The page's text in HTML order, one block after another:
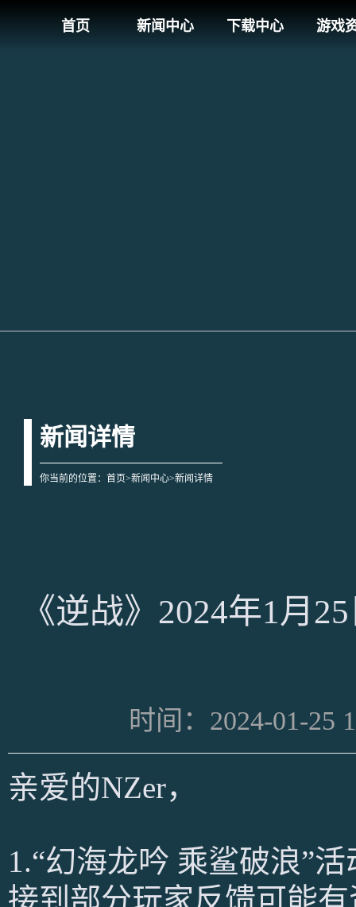
首页 新闻中心 下载中心 游戏
新闻详情
你当前的位置： 首页>新闻中心>新闻详情
《逆战》2024年1月
时间：2024-01-25
亲爱的NZer，
1.“幻海龙吟 乘鲨破浪”
接到部分玩家反馈可能